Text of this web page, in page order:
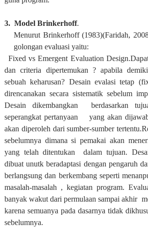
3. Model Brinkerhoff.
Menurut Brinkerhoff (1983)(Faridah,
golongan evaluasi yaitu:
Fixed vs Emergent Evaluation
dan criteria dipertemukan ? apabila
sebuah keharusan? Desain evalasi tetap
direncanakan secara sistematik sebelum
Desain dikembangkan berdasarkan
seperangkat pertanyaan yang akan
akan diperoleh dari sumber-sumber
sebelumnya dimana si pemakai akan
yang telah ditentukan dalam tujuan.
dibuat unutk beradaptasi dengan pengaruh
berlangsung dan berkembang seperti
masalah-masalah , kegiatan program.
banyak wakut dari permulaan sampai akhir
karena semuanya pada dasarnya tidak
sebelumnya.